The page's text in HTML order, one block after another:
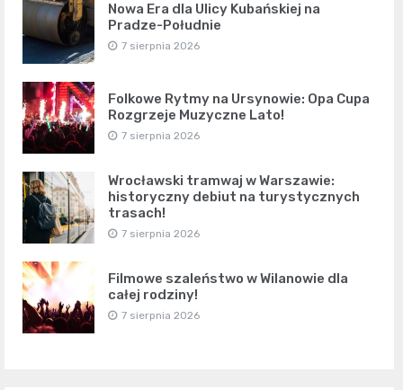
Nowa Era dla Ulicy Kubańskiej na
Pradze-Południe
7 sierpnia 2026
Folkowe Rytmy na Ursynowie: Opa Cupa
Rozgrzeje Muzyczne Lato!
7 sierpnia 2026
Wrocławski tramwaj w Warszawie:
historyczny debiut na turystycznych
trasach!
7 sierpnia 2026
Filmowe szaleństwo w Wilanowie dla
całej rodziny!
7 sierpnia 2026